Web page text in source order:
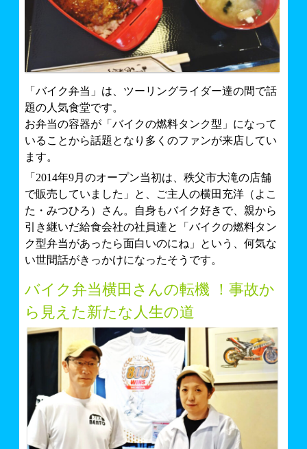
「バイク弁当」は、ツーリングライダー達の間で話
題の人気食堂です。
お弁当の容器が「バイクの燃料タンク型」になって
いることから話題となり多くのファンが来店してい
ます。
「2014年9月のオープン当初は、秩父市大滝の店舗
で販売していました」と、ご主人の横田充洋（よこ
た・みつひろ）さん。自身もバイク好きで、親から
引き継いだ給食会社の社員達と「バイクの燃料タン
ク型弁当があったら面白いのにね」という、何気な
い世間話がきっかけになったそうです。
バイク弁当横田さんの転機 ！事故か
ら見えた新たな人生の道